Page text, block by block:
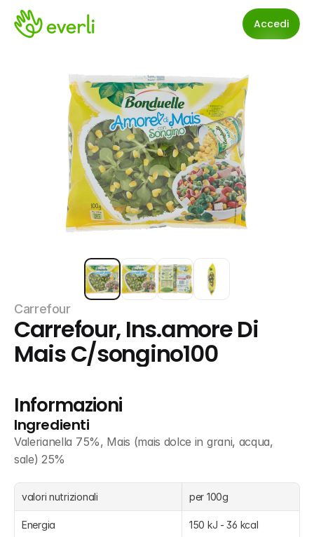
Accedi
Carrefour
Carrefour, Ins.amore Di
Mais C/songino100
Informazioni
Ingredienti
Valerianella 75%, Mais (mais dolce in grani, acqua,
sale) 25%
valori nutrizionali per 100g
Energia 150 kJ - 36 kcal